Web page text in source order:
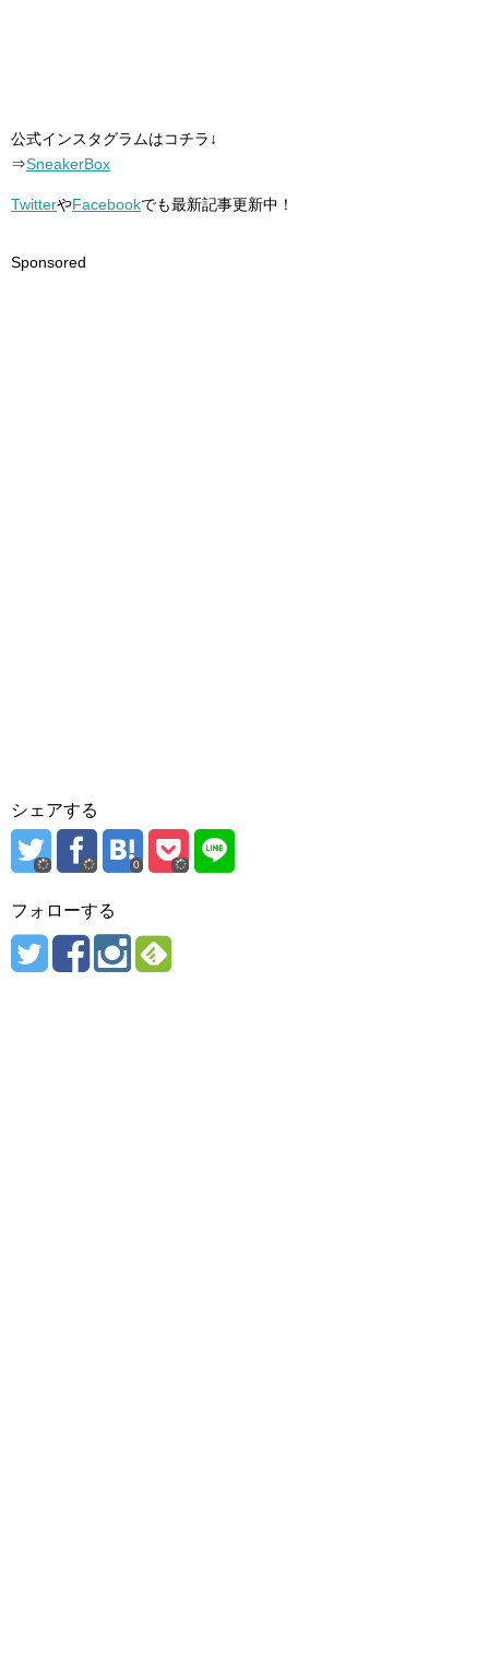
公式インスタグラムはコチラ↓
⇒SneakerBox
TwitterやFacebookでも最新記事更新中！
Sponsored
シェアする
0
フォローする